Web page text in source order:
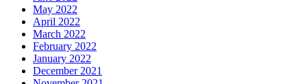
May 2022
April 2022
March 2022
February 2022
January 2022
December 2021